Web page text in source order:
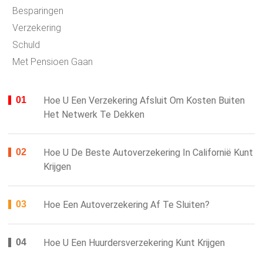
Besparingen
Verzekering
Schuld
Met Pensioen Gaan
Hoe U Een Verzekering Afsluit Om Kosten Buiten
Het Netwerk Te Dekken
Hoe U De Beste Autoverzekering In Californië Kunt
Krijgen
Hoe Een Autoverzekering Af Te Sluiten?
Hoe U Een Huurdersverzekering Kunt Krijgen